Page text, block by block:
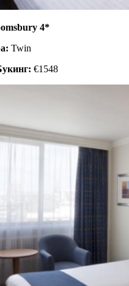
4*
Twin
€1548